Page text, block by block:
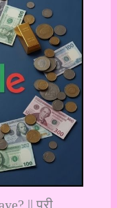
|| पूरी